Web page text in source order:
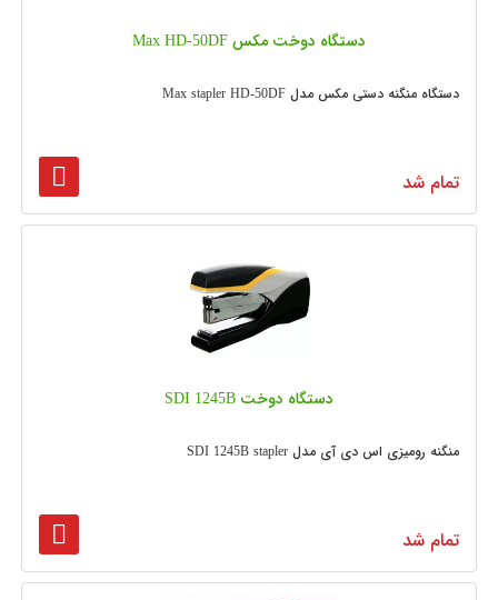
دستگاه دوخت مکس Max HD-50DF
دستگاه منگنه دستی مکس مدل Max stapler HD-50DF
تمام شد
دستگاه دوخت SDI 1245B
منگنه رومیزی اس دی آی مدل SDI 1245B stapler
تمام شد